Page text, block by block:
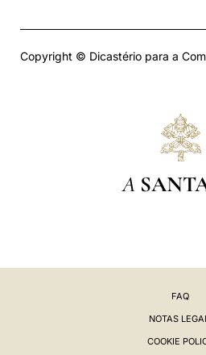
Copyright © Dicastério para a
A
FAQ
NOTAS
COOKIE